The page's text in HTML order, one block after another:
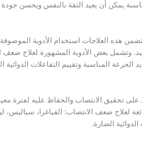
يمكن أن يعيد الثقة بالنفس ويحسن جودة
هذه العلاجات استخدام الأدوية
بعض الأدوية المشهورة لعلاج ضعف
المناسبة وتقييم التفاعلات الدوائية
تحقيق الانتصاب والحفاظ عليه لفترة
لعلاج ضعف الانتصاب: الفياغرا،
الضارة.